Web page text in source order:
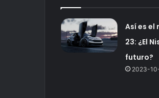
Así es el
23: ¿El
futuro?
2023-